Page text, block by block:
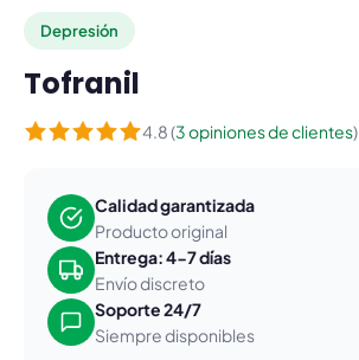
Depresión
Tofranil
4.8 (3 opiniones de clientes)
Calidad garantizada
Producto original
Entrega: 4-7 días
Envío discreto
Soporte 24/7
Siempre disponibles